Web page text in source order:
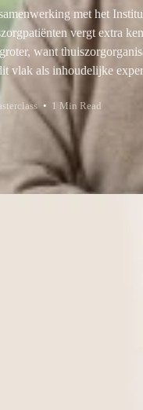
met het
vergt extra
want
vlak als inhoudelijke
1 Min Read